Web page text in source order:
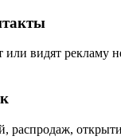
видят рекламу
распродаж,